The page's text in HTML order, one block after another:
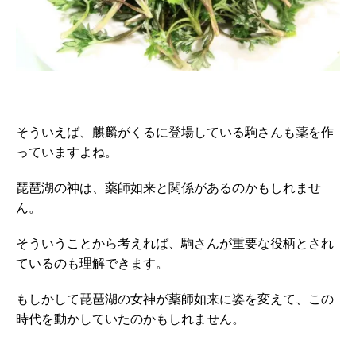
そういえば、麒麟がくるに登場している駒さんも薬を作
っていますよね。
琵琶湖の神は、薬師如来と関係があるのかもしれませ
ん。
そういうことから考えれば、駒さんが重要な役柄とされ
ているのも理解できます。
もしかして琵琶湖の女神が薬師如来に姿を変えて、この
時代を動かしていたのかもしれません。